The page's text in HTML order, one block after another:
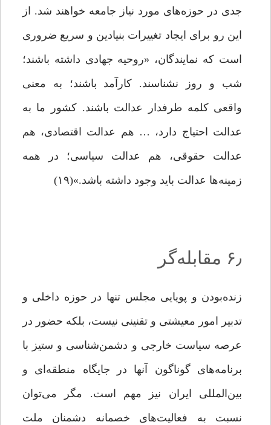
جدی در حوزه‌های مورد نیاز جامعه خواهند شد. از
این‌ رو برای ایجاد تغییرات بنیادین و سریع ضروری
است که نمایندگان، «روحیه‌ جهادی داشته باشند؛
شب و روز نشناسند. کارآمد باشند؛ به معنی
واقعی کلمه طرفدار عدالت باشند. کشور ما به
عدالت احتیاج دارد، … هم عدالت اقتصادی، هم
عدالت حقوقی، هم عدالت سیاسی؛ در همه‌
زمینه‌ها عدالت باید وجود داشته باشد.»(۱۹)
۶٫ مقابله‌گر
زنده‌بودن و پویایی مجلس تنها در حوزه داخلی و
تدبیر امور معیشتی و تقنینی نیست، بلکه حضور در
عرصه سیاست خارجی و دشمن‌شناسی و ستیز با
برنامه‌های گوناگون آنها در جایگاه منطقه‌ای و
بین‌المللی ایران نیز مهم است. مگر می‌توان
نسبت به فعالیت‌های خصمانه دشمنان ملت